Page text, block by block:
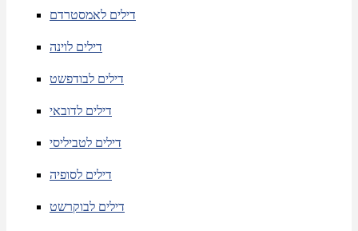
דילים לאמסטרדם
דילים לוינה
דילים לבודפשט
דילים לדובאי
דילים לטביליסי
דילים לסופיה
דילים לבוקרשט